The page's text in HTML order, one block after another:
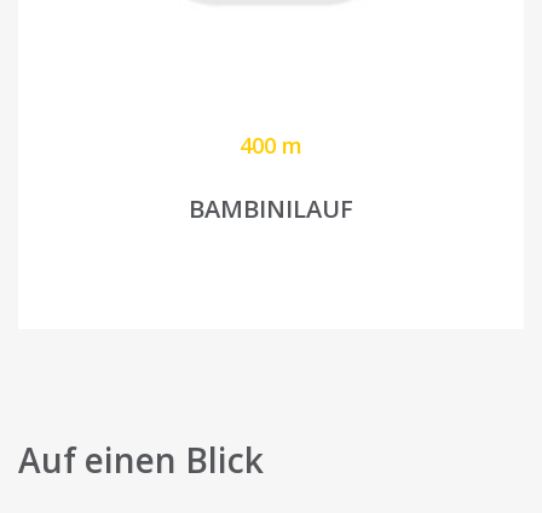
400 m
BAMBINILAUF
Auf einen Blick